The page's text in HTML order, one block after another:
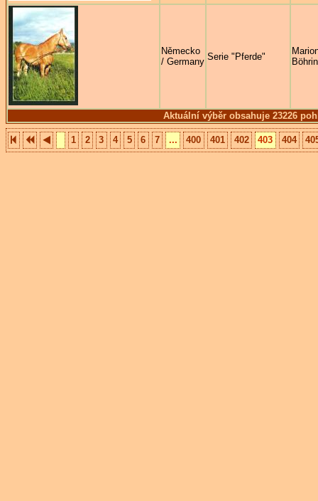
Aktuální výběr obsahuje 23226
Německo
/ Germany Serie "Pferde"
1 2 3 4 5 6 7 ... 400 401 402 403 404